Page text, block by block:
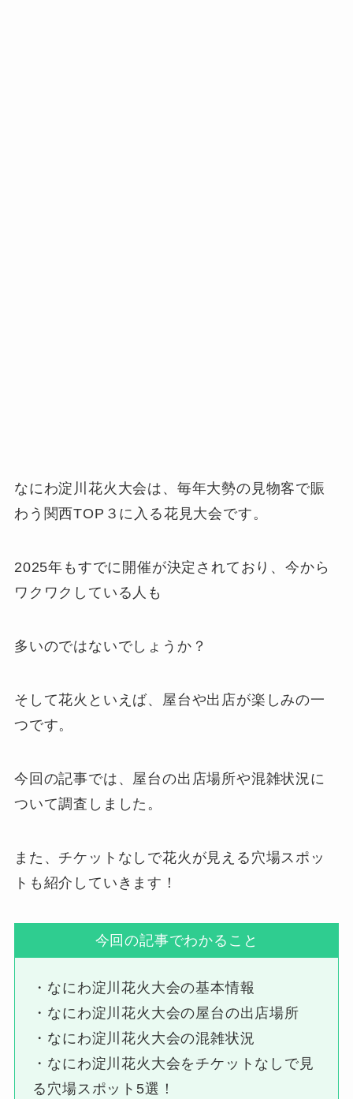
なにわ淀川花火大会は、毎年大勢の見物客で賑
わう関西TOP３に入る花見大会です。
2025年もすでに開催が決定されており、今から
ワクワクしている人も
多いのではないでしょうか？
そして花火といえば、屋台や出店が楽しみの一
つです。
今回の記事では、屋台の出店場所や混雑状況に
ついて調査しました。
また、チケットなしで花火が見える穴場スポッ
トも紹介していきます！
今回の記事でわかること
・なにわ淀川花火大会の基本情報
・なにわ淀川花火大会の屋台の出店場所
・なにわ淀川花火大会の混雑状況
・なにわ淀川花火大会をチケットなしで見
る穴場スポット5選！